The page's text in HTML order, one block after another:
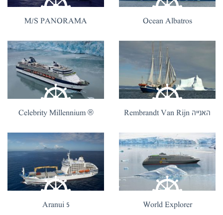
Ocean Albatros
M/S PANORAMA
האנייה Rembrandt Van Rijn ® Celebrity Millennium
World Explorer
Aranui 5